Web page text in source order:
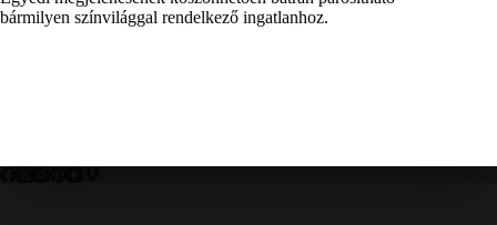
bármilyen színvilággal rendelkező ingatlanhoz.